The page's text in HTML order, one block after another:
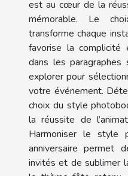
est au cœur de la
mémorable. Le
transforme chaque
favorise la complicité
dans les
explorer pour
votre événement.
choix du style
la réussite de
Harmoniser le style
anniversaire permet
invités et de sublimer